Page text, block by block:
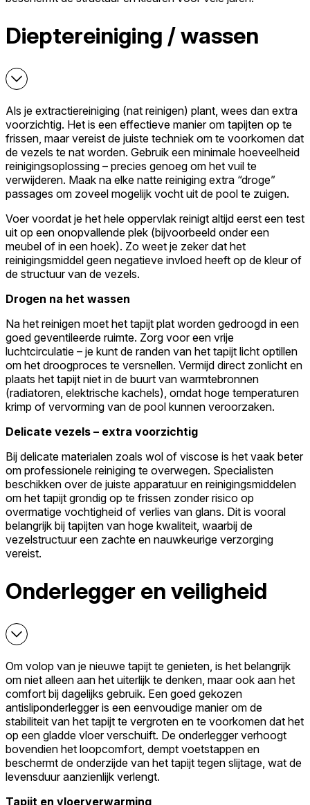
Dieptereiniging / wassen
Als je extractiereiniging (nat reinigen) plant, wees dan extra
voorzichtig. Het is een effectieve manier om tapijten op te
frissen, maar vereist de juiste techniek om te voorkomen dat
de vezels te nat worden. Gebruik een minimale hoeveelheid
reinigingsoplossing – precies genoeg om het vuil te
verwijderen. Maak na elke natte reiniging extra “droge”
passages om zoveel mogelijk vocht uit de pool te zuigen.
Voer voordat je het hele oppervlak reinigt altijd eerst een test
uit op een onopvallende plek (bijvoorbeeld onder een
meubel of in een hoek). Zo weet je zeker dat het
reinigingsmiddel geen negatieve invloed heeft op de kleur of
de structuur van de vezels.
Drogen na het wassen
Na het reinigen moet het tapijt plat worden gedroogd in een
goed geventileerde ruimte. Zorg voor een vrije
luchtcirculatie – je kunt de randen van het tapijt licht optillen
om het droogproces te versnellen. Vermijd direct zonlicht en
plaats het tapijt niet in de buurt van warmtebronnen
(radiatoren, elektrische kachels), omdat hoge temperaturen
krimp of vervorming van de pool kunnen veroorzaken.
Delicate vezels – extra voorzichtig
Bij delicate materialen zoals wol of viscose is het vaak beter
om professionele reiniging te overwegen. Specialisten
beschikken over de juiste apparatuur en reinigingsmiddelen
om het tapijt grondig op te frissen zonder risico op
overmatige vochtigheid of verlies van glans. Dit is vooral
belangrijk bij tapijten van hoge kwaliteit, waarbij de
vezelstructuur een zachte en nauwkeurige verzorging
vereist.
Onderlegger en veiligheid
Om volop van je nieuwe tapijt te genieten, is het belangrijk
om niet alleen aan het uiterlijk te denken, maar ook aan het
comfort bij dagelijks gebruik. Een goed gekozen
antisliponderlegger is een eenvoudige manier om de
stabiliteit van het tapijt te vergroten en te voorkomen dat het
op een gladde vloer verschuift. De onderlegger verhoogt
bovendien het loopcomfort, dempt voetstappen en
beschermt de onderzijde van het tapijt tegen slijtage, wat de
levensduur aanzienlijk verlengt.
Tapijt en vloerverwarming